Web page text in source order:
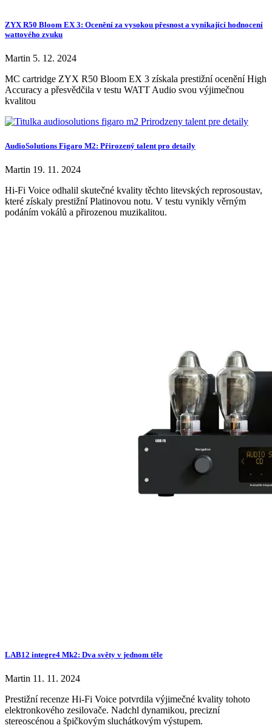
ZYX R50 Bloom EX 3: Ocenění za vysokou přesnost a vynikající hodnocení
wattového zvuku
Martin 5. 12. 2024
MC cartridge ZYX R50 Bloom EX 3 získala prestižní ocenění High
Accuracy a přesvědčila v testu WATT Audio svou výjimečnou
kvalitou
AudioSolutions Figaro M2: Přirozený talent pro detaily
Martin 19. 11. 2024
Hi-Fi Voice odhalil skutečné kvality těchto litevských reprosoustav,
které získaly prestižní Platinovou notu. V testu vynikly věrným
podáním vokálů a přirozenou muzikalitou.
LAB12 integre4 Mk2: Dva světy v jednom těle
Martin 11. 11. 2024
Prestižní recenze Hi-Fi Voice potvrdila výjimečné kvality tohoto
elektronkového zesilovače. Nadchl dynamikou, precizní
stereoscénou a špičkovým sluchátkovým výstupem.